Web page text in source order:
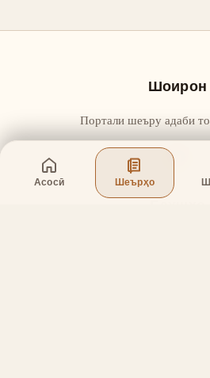
Асосӣ Шеърҳо
Шоирон
Портали шеъру адаби